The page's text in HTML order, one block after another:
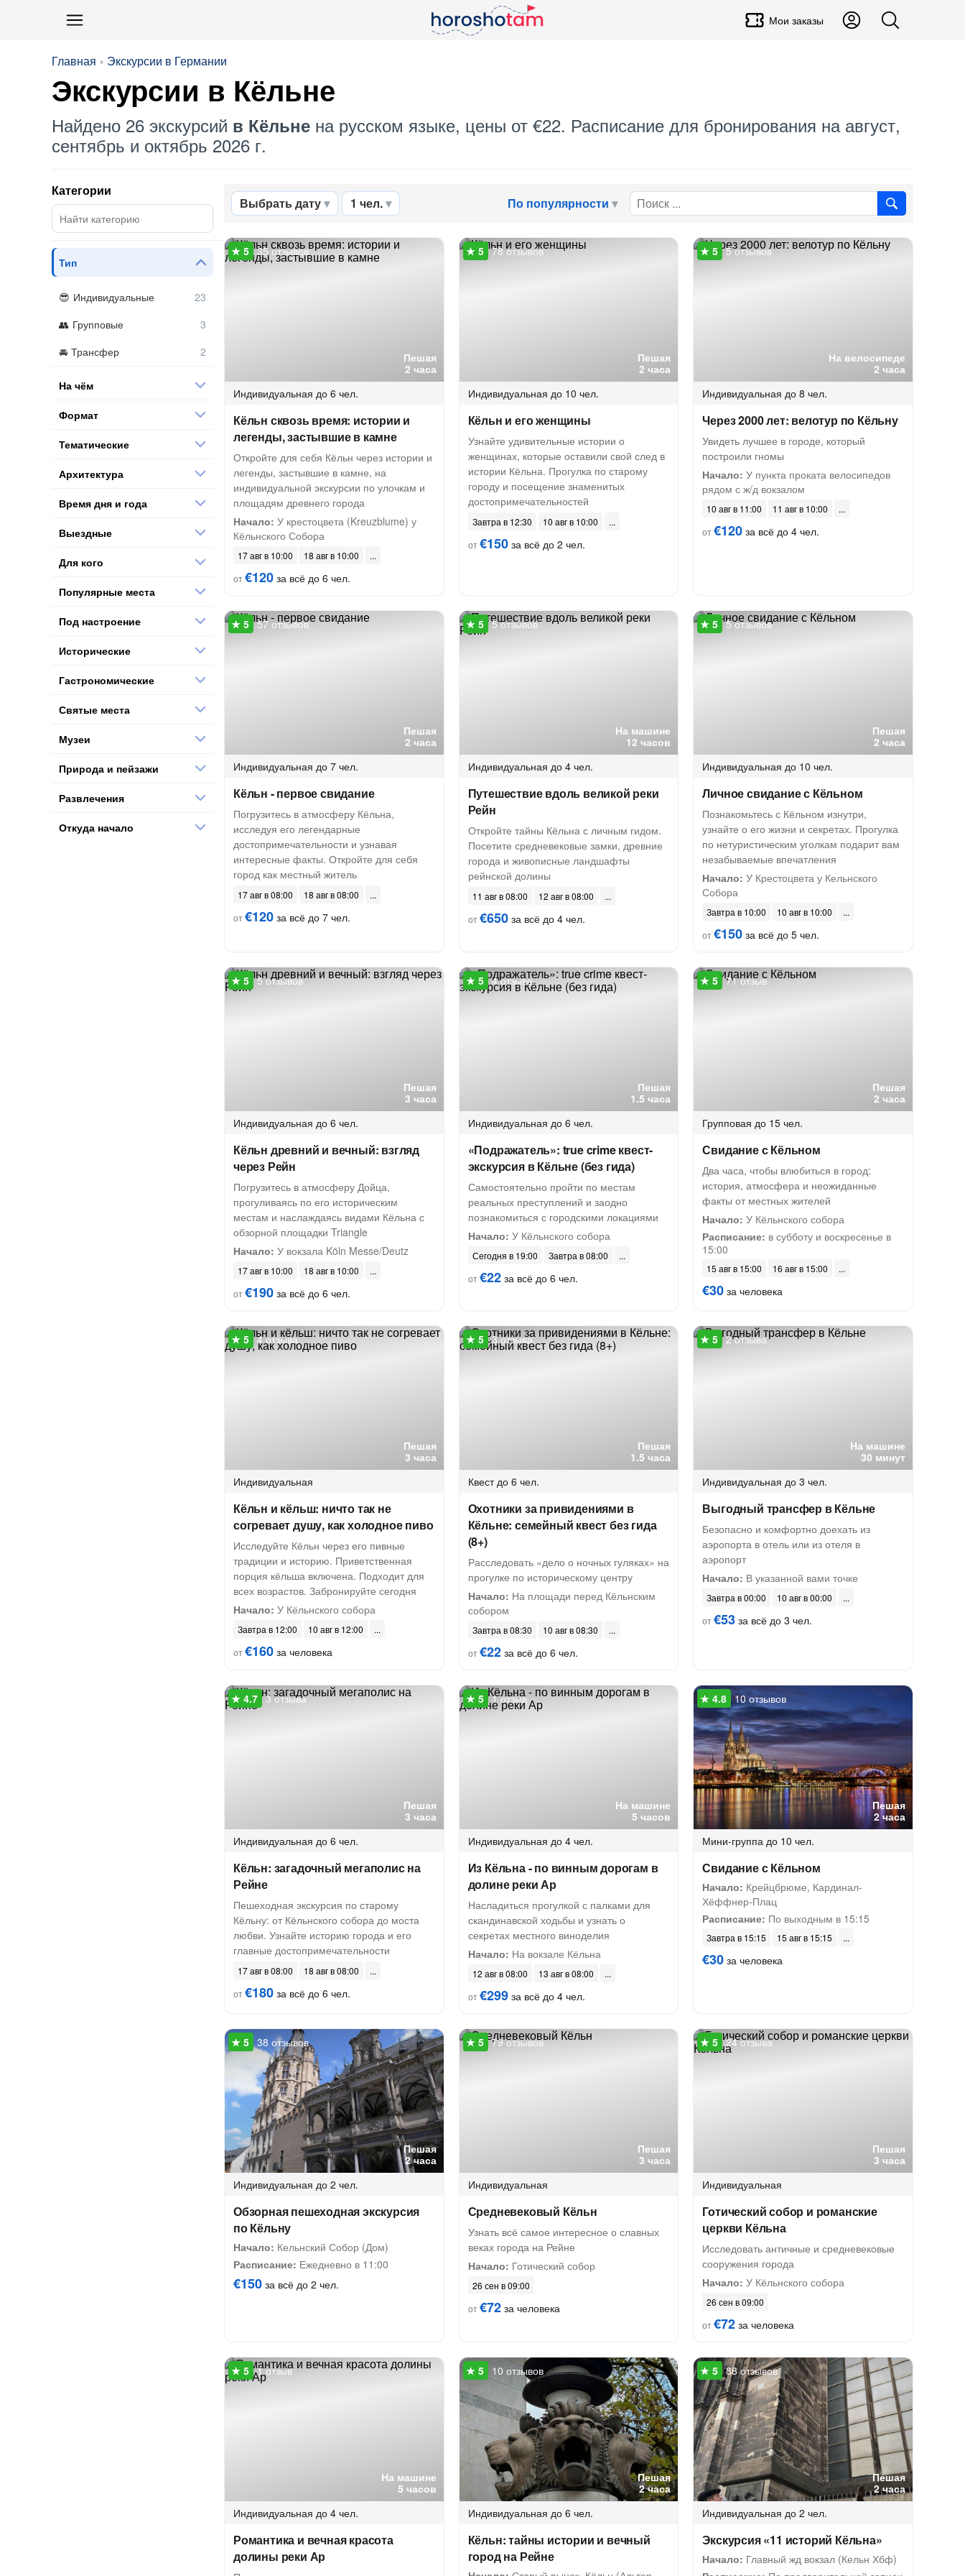
Мои заказы
Главная Экскурсии в Германии
Экскурсии в Кёльне
Найдено 26 экскурсий в Кёльне на русском языке, цены от €22. Расписание для бронирования на август,
сентябрь и октябрь 2026 г.
Выбрать дату 1 чел. По популярности
Пешая
2 часа
35 отзывов
Индивидуальная до 6 чел.
Кёльн сквозь время: истории и
легенды, застывшие в камне
Откройте для себя Кёльн через истории и
легенды, застывшие в камне, на
индивидуальной экскурсии по улочкам и
площадям древнего города
Начало: У крестоцвета (Kreuzblume) у
Кёльнского Собора
17 авг в 10:00
18 авг в 10:00
от€120 за всё до 6 чел.
Пешая
2 часа
78 отзывов
Индивидуальная до 10 чел.
Кёльн и его женщины
Узнайте удивительные истории о
женщинах, которые оставили свой след в
истории Кёльна. Прогулка по старому
городу и посещение знаменитых
достопримечательностей
Завтра в 12:30
10 авг в 10:00
от€150за всё до 2 чел.
На велосипеде
2 часа
5 отзывов
Индивидуальная до 8 чел.
Через 2000 лет: велотур по Кёльну
Увидеть лучшее в городе, который
построили гномы
Начало: У пункта проката велосипедов
рядом с ж/д вокзалом
10 авг в 11:00
11 авг в 10:00
от€120 за всё до 4 чел.
Пешая
2 часа
57 отзывов
Индивидуальная до 7 чел.
Кёльн - первое свидание
Погрузитесь в атмосферу Кёльна,
исследуя его легендарные
достопримечательности и узнавая
интересные факты. Откройте для себя
город как местный житель
17 авг в 08:00
18 авг в 08:00
от€120 за всё до 7 чел.
На машине
12 часов
5 отзывов
Индивидуальная до 4 чел.
Путешествие вдоль великой реки
Рейн
Откройте тайны Кёльна с личным гидом.
Посетите средневековые замки, древние
города и живописные ландшафты
рейнской долины
11 авг в 08:00
12 авг в 08:00
от€650за всё до 4 чел.
Пешая
2 часа
5 отзывов
Индивидуальная до 10 чел.
Личное свидание с Кёльном
Познакомьтесь с Кёльном изнутри,
узнайте о его жизни и секретах. Прогулка
по нетуристическим уголкам подарит вам
незабываемые впечатления
Начало: У Крестоцвета у Кельнского
Собора
Завтра в 10:00
10 авг в 10:00
от€150 за всё до 5 чел.
Пешая
3 часа
5 отзывов
Индивидуальная до 6 чел.
Кёльн древний и вечный: взгляд
через Рейн
Погрузитесь в атмосферу Дойца,
прогуливаясь по его историческим
местам и наслаждаясь видами Кёльна с
обзорной площадки Triangle
Начало: У вокзала Köln Messe/Deutz
17 авг в 10:00
18 авг в 10:00
от€190 за всё до 6 чел.
Пешая
1.5 часа
4 отзыва
Индивидуальная до 6 чел.
«Подражатель»: true crime квест-
экскурсия в Кёльне (без гида)
Самостоятельно пройти по местам
реальных преступлений и заодно
познакомиться с городскими локациями
Начало: У Кёльнского собора
Сегодня в 19:00
Завтра в 08:00
от€22за всё до 6 чел.
Пешая
2 часа
71 отзыв
Групповая до 15 чел.
Свидание с Кёльном
Два часа, чтобы влюбиться в город:
история, атмосфера и неожиданные
факты от местных жителей
Начало: У Кёльнского собора
Расписание: в субботу и воскресенье в
15:00
15 авг в 15:00 16 авг в 15:00
€30 за человека
Пешая
3 часа
4 отзыва
Индивидуальная
Кёльн и кёльш: ничто так не
согревает душу, как холодное пиво
Исследуйте Кёльн через его пивные
традиции и историю. Приветственная
порция кёльша включена. Подходит для
всех возрастов. Забронируйте сегодня
Начало: У Кёльнского собора
Завтра в 12:00
10 авг в 12:00
от€160 за человека
Пешая
1.5 часа
3 отзыва
Квест до 6 чел.
Охотники за привидениями в
Кёльне: семейный квест без гида
(8+)
Расследовать «дело о ночных гуляках» на
прогулке по историческому центру
Начало: На площади перед Кёльнским
собором
Завтра в 08:30
10 авг в 08:30
от€22за всё до 6 чел.
На машине
30 минут
2 отзыва
Индивидуальная до 3 чел.
Выгодный трансфер в Кёльне
Безопасно и комфортно доехать из
аэропорта в отель или из отеля в
аэропорт
Начало: В указанной вами точке
Завтра в 00:00
10 авг в 00:00
от€53 за всё до 3 чел.
Пешая
3 часа
3 отзыва
Индивидуальная до 6 чел.
Кёльн: загадочный мегаполис на
Рейне
Пешеходная экскурсия по старому
Кёльну: от Кёльнского собора до моста
любви. Узнайте историю города и его
главные достопримечательности
17 авг в 08:00
18 авг в 08:00
от€180 за всё до 6 чел.
На машине
5 часов
1 отзыв
Индивидуальная до 4 чел.
Из Кёльна - по винным дорогам в
долине реки Ар
Насладиться прогулкой с палками для
скандинавской ходьбы и узнать о
секретах местного виноделия
Начало: На вокзале Кёльна
12 авг в 08:00
13 авг в 08:00
от€299за всё до 4 чел.
Пешая
2 часа
10 отзывов
Мини-группа до 10 чел.
Свидание с Кёльном
Начало: Крейцбрюме, Кардинал-
Хёффнер-Плац
Расписание: По выходным в 15:15
Завтра в 15:15 15 авг в 15:15
€30 за человека
Пешая
2 часа
38 отзывов
Индивидуальная до 2 чел.
Обзорная пешеходная экскурсия
по Кёльну
Начало: Кельнский Собор (Дом)
Расписание: Ежедневно в 11:00
€150 за всё до 2 чел.
Пешая
3 часа
79 отзывов
Индивидуальная
Средневековый Кёльн
Узнать всё самое интересное о славных
веках города на Рейне
Начало: Готический собор
26 сен в 09:00
от€72за человека
Пешая
3 часа
24 отзыва
Индивидуальная
Готический собор и романские
церкви Кёльна
Исследовать античные и средневековые
сооружения города
Начало: У Кёльнского собора
26 сен в 09:00
от€72 за человека
На машине
5 часов
1 отзыв
Индивидуальная до 4 чел.
Романтика и вечная красота
долины реки Ар
Пешая
2 часа
10 отзывов
Индивидуальная до 6 чел.
Кёльн: тайны истории и вечный
город на Рейне
Пешая
2 часа
88 отзывов
Индивидуальная до 2 чел.
Экскурсия «11 историй Кёльна»
Начало: Главный жд вокзал (Кельн Хбф)
Категории
Тип
Индивидуальные
Групповые
Трансфер
На чём
Формат
Тематические
Архитектура
Время дня и года
Выездные
Для кого
Популярные места
Под настроение
Исторические
Гастрономические
Святые места
Музеи
Природа и пейзажи
Развлечения
Откуда начало